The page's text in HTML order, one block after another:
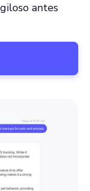
antes